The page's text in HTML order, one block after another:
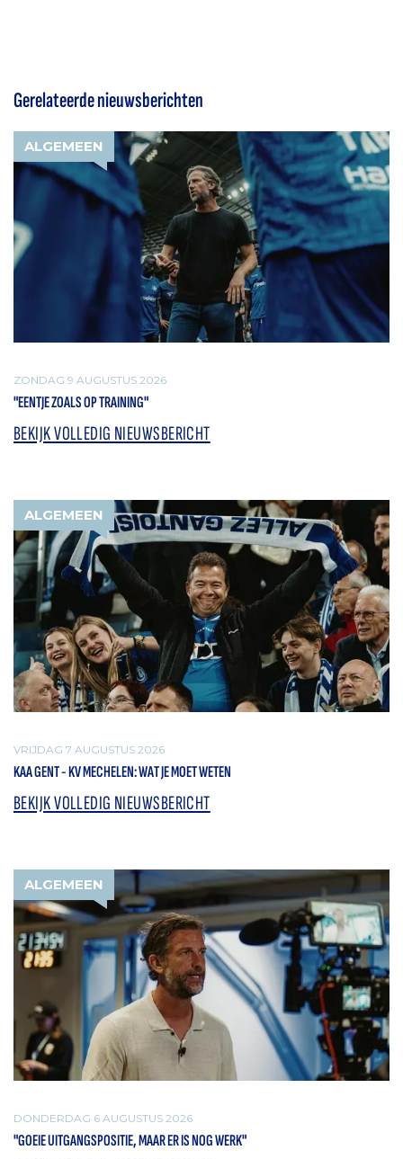
Gerelateerde nieuwsberichten
ALGEMEEN
ZONDAG 9 AUGUSTUS 2026
"EENTJE ZOALS OP TRAINING"
BEKIJK VOLLEDIG NIEUWSBERICHT
ALGEMEEN
VRIJDAG 7 AUGUSTUS 2026
KAA GENT - KV MECHELEN: WAT JE MOET WETEN
BEKIJK VOLLEDIG NIEUWSBERICHT
ALGEMEEN
DONDERDAG 6 AUGUSTUS 2026
"GOEIE UITGANGSPOSITIE, MAAR ER IS NOG WERK"